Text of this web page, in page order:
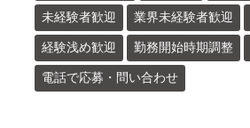
未経験者歓迎 業界未経験者歓迎
経験浅め歓迎 勤務開始時期調整
電話で応募・問い合わせ